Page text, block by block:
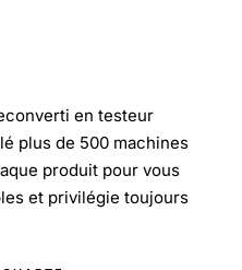
en testeur
plus de 500 machines
produit pour vous
et privilégie toujours